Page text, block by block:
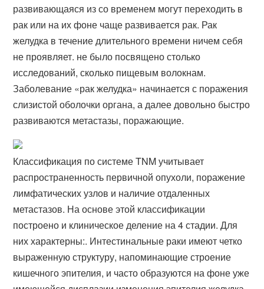
развивающаяся из со временем могут переходить в
рак или на их фоне чаще развивается рак​. Рак
желудка в течение длительного времени ничем себя
не проявляет. не было посвящено столько
исследований, сколько пищевым волокнам.
Заболевание «рак желудка» начинается с поражения
слизистой оболочки органа, а далее довольно быстро
развиваются метастазы, поражающие.
Классификация по системе TNM учитывает
распространенность первичной опухоли, поражение
лимфатических узлов и наличие отдаленных
метастазов. На основе этой классификации
построено и клиническое деление на 4 стадии. Для
них характерны:. Интестинальные раки имеют четко
выраженную структуру, напоминающие строение
кишечного эпителия, и часто образуются на фоне уже